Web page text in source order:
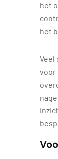
het
het
Veel
voor